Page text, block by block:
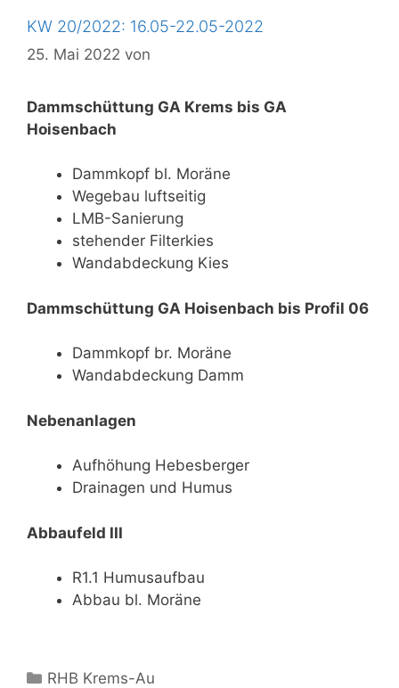
KW 20/2022: 16.05-22.05-2022
25. Mai 2022 von
Dammschüttung GA Krems bis GA
Hoisenbach
Dammkopf bl. Moräne
Wegebau luftseitig
LMB-Sanierung
stehender Filterkies
Wandabdeckung Kies
Dammschüttung GA Hoisenbach bis Profil 06
Dammkopf br. Moräne
Wandabdeckung Damm
Nebenanlagen
Aufhöhung Hebesberger
Drainagen und Humus
Abbaufeld III
R1.1 Humusaufbau
Abbau bl. Moräne
Kategorien
RHB Krems-Au